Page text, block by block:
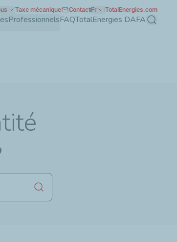
ProfessionnelsFAQTotalEnergies DAFA
Taxe mécanique ContactFr TotalEnergies.com
Lancer la recherche